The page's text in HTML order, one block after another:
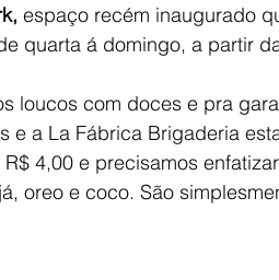
espaço recém inaugurado
quarta á domingo, a partir
loucos com doces e pra
e a La Fábrica Brigaderia
4,00 e precisamos
oreo e coco. São